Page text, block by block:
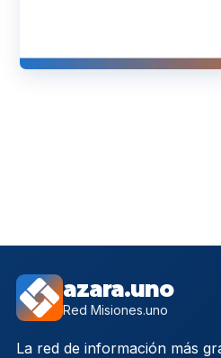
azara.uno
Red Misiones.uno
La red de información más